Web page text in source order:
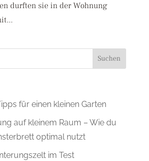
durften sie in der Wohnung
Suchen
für einen kleinen Garten
auf kleinem Raum – Wie du
optimal nutzt
im Test